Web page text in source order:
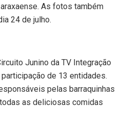
As fotos também
24 de julho.
Junino da TV Integração
de 13 entidades.
pelas barraquinhas
as deliciosas comidas